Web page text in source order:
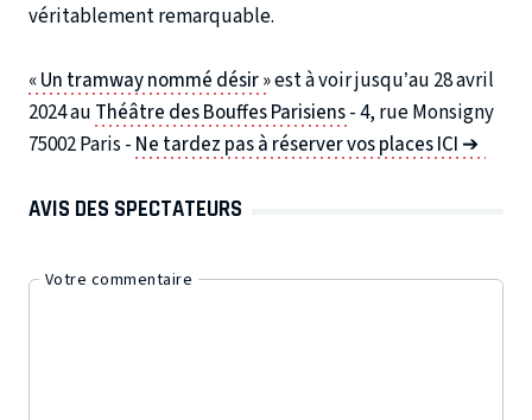
véritablement remarquable.
« Un tramway nommé désir »est à voir jusqu’au 28 avril
2024 au Théâtre des Bouffes Parisiens- 4, rue Monsigny
75002 Paris - Ne tardez pas à réserver vos places ICI ➔
AVIS DES SPECTATEURS
Votre commentaire